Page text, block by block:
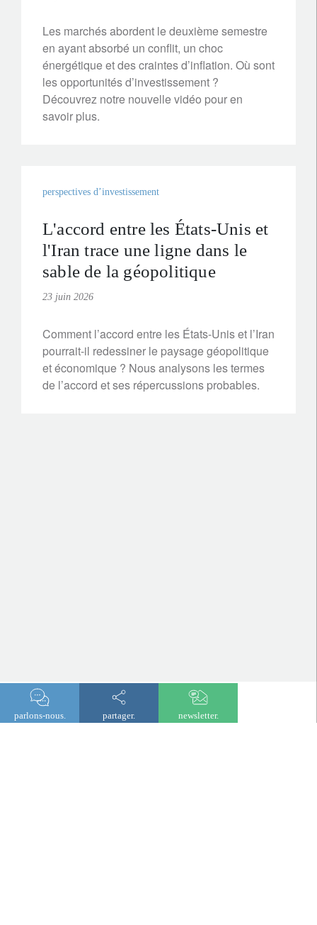
Les marchés abordent le deuxième semestre
en ayant absorbé un conflit, un choc
énergétique et des craintes d’inflation. Où sont
les opportunités d’investissement ?
Découvrez notre nouvelle vidéo pour en
savoir plus.
perspectives d’investissement
L'accord entre les États-Unis et
l'Iran trace une ligne dans le
sable de la géopolitique
23 juin 2026
Comment l’accord entre les États-Unis et l’Iran
pourrait-il redessiner le paysage géopolitique
et économique ? Nous analysons les termes
de l’accord et ses répercussions probables.
parlons-nous. partager. newsletter.